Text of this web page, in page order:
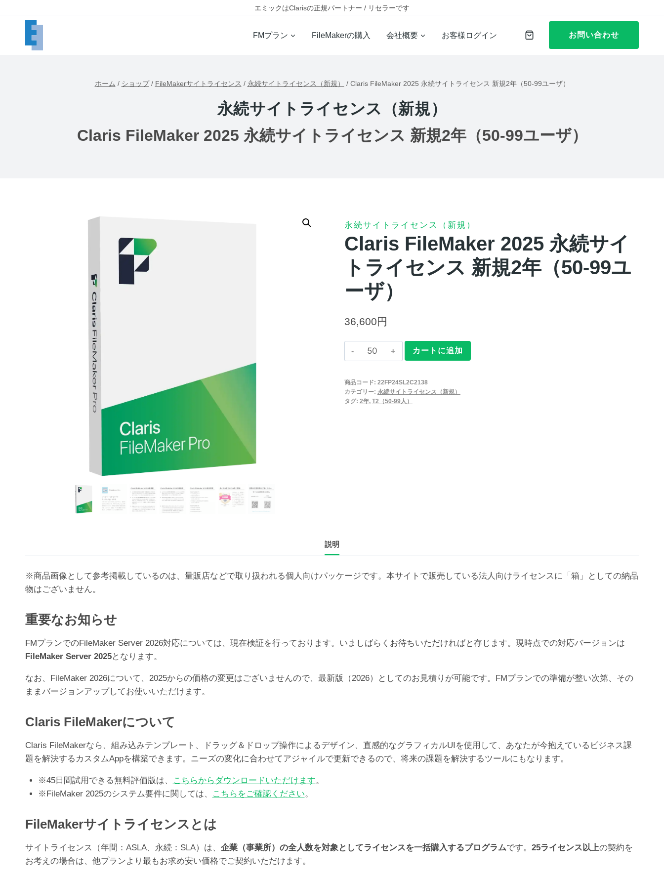
エミックはClarisの正規パートナー / リセラーです
FMプラン FileMakerの購入 会社概要 お客様ログイン お問い合わせ
ホーム / ショップ / FileMakerサイトライセンス / 永続サイトライセンス（新規） / Claris FileMaker 2025 永続サイトライセンス 新規2年（50-99ユーザ）
永続サイトライセンス（新規）
Claris FileMaker 2025 永続サイトライセンス 新規2年（50-99ユーザ）
永続サイトライセンス（新規）
Claris FileMaker 2025 永続サイ
トライセンス 新規2年（50-99ユ
ーザ）
36,600円
Claris
FileMaker
永
続
（50-
個
カートに追加
商品コード: 22FP24SL2C2138
カテゴリー: 永続サイトライセンス（新規）
タグ: 2年, T2（50-99人）
説明
※商品画像として参考掲載しているのは、量販店などで取り扱われる個人向けパッケージです。本サイトで販売している法人向けライセンスに「箱」としての納品
物はございません。
重要なお知らせ
FMプランでのFileMaker Server 2026対応については、現在検証を行っております。いましばらくお待ちいただければと存じます。現時点での対応バージョンは
FileMaker Server 2025となります。
なお、FileMaker 2026について、2025からの価格の変更はございませんので、最新版（2026）としてのお見積りが可能です。FMプランでの準備が整い次第、その
ままバージョンアップしてお使いいただけます。
Claris FileMakerについて
Claris FileMakerなら、組み込みテンプレート、ドラッグ＆ドロップ操作によるデザイン、直感的なグラフィカルUIを使用して、あなたが今抱えているビジネス課
題を解決するカスタムAppを構築できます。ニーズの変化に合わせてアジャイルで更新できるので、将来の課題を解決するツールにもなります。
※45日間試用できる無料評価版は、 こちらからダウンロードいただけます。
※FileMaker 2025のシステム要件に関しては、
こちらをご確認ください。
FileMakerサイトライセンスとは
サイトライセンス（年間：ASLA、永続：SLA）は、 企業（事業所）の全人数を対象としてライセンスを一括購入するプログラムです。 25ライセンス以上の契約を
お考えの場合は、他プランより最もお求め安い価格でご契約いただけます。